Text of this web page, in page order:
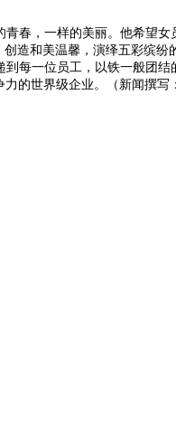
春，一样的美丽。他希望
造和美温馨，演绎五彩缤纷
每一位员工，以铁一般团
的世界级企业。（新闻撰写